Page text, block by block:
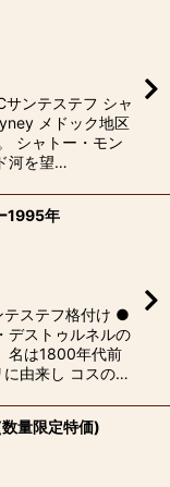
ンテステフ シャ
メドック地区
シャトー・モン
河を望…
1995年
ステフ格付け ●
デストゥルネルの
名は1800年代前
に由来し コスの…
量限定特価)